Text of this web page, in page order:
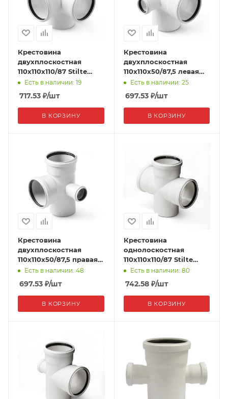
Крестовина
двухплоскостная
110x110x110/87 Stilte
белая
Есть в наличии: 19
717.53 ₽/шт
В КОРЗИНУ
Крестовина
двухплоскостная
110x110x50/87,5 левая
Pro Aqua Stilte Белая
Есть в наличии: 25
697.53₽/шт
В КОРЗИНУ
Крестовина
двухплоскостная
110x110x50/87,5 правая
Pro Aqua Stilte Белая
Есть в наличии: 48
697.53 ₽/шт
В КОРЗИНУ
Крестовина
однолоскостная
110x110x110/87 Stilte
белая
Есть в наличии: 80
742.58₽/шт
В КОРЗИНУ